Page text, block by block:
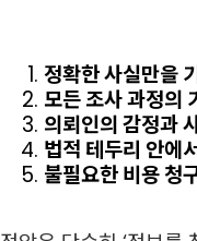
정확한 사실만을
모든 조사 과정의
의뢰인의 감정과
법적 테두리 안에
불필요한 비용 청